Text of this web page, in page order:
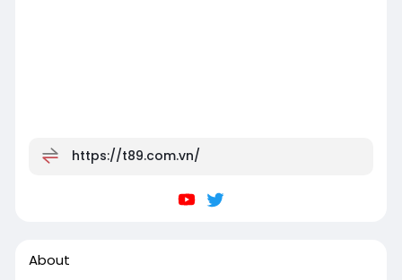
https://t89.com.vn/
About